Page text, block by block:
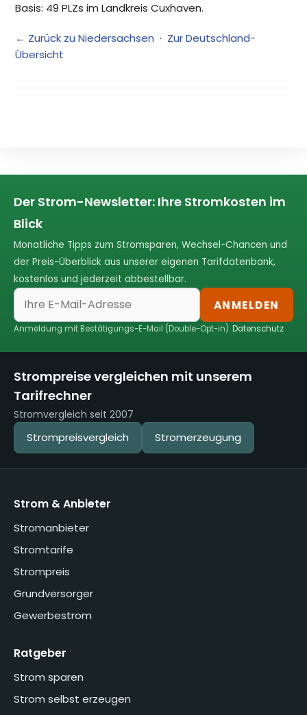
Basis: 49 PLZs im Landkreis Cuxhaven.
← Zurück zu Niedersachsen · Zur Deutschland-
Übersicht
Der Strom-Newsletter: Ihre Stromkosten im
Blick
Monatliche Tipps zum Stromsparen, Wechsel-Chancen und
der Preis-Überblick aus unserer eigenen Tarifdatenbank,
kostenlos und jederzeit abbestellbar.
ANMELDEN
Anmeldung mit Bestätigungs-E-Mail (Double-Opt-in).Datenschutz
Strompreise vergleichen mit unserem
Tarifrechner
Stromvergleich seit 2007
Strompreisvergleich Stromerzeugung
Strom & Anbieter
Stromanbieter
Stromtarife
Strompreis
Grundversorger
Gewerbestrom
Ratgeber
Strom sparen
Strom selbst erzeugen